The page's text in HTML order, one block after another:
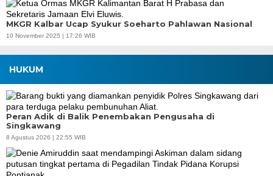
MKGR Kalbar Ucap Syukur Soeharto Pahlawan Nasional
10 November 2025 | 17:26 WIB
HUKUM
Peran Adik di Balik Penembakan Pengusaha di
Singkawang
8 Agustus 2026 | 22:55 WIB